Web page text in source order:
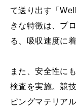
て送り出す「
きな特徴は、プ
る、吸収速度に
また、安全性に
検査を実施。競
ピングマテリア